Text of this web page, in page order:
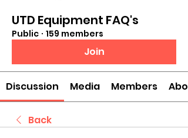
UTD Equipment FAQ's
Public · 159 members
Join
Discussion Media Members
Back